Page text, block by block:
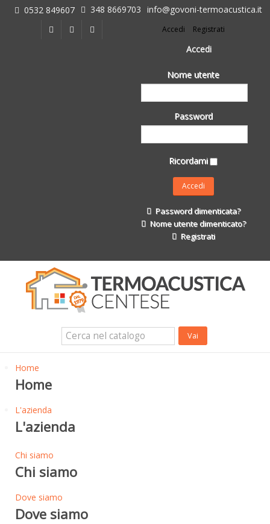
0532 849607 348 8669703 info@govoni-termoacustica.it
Accedi Registrati
Accedi
Nome utente
Password
Ricordami
Password dimenticata?
Nome utente dimenticato?
Registrati
L'azienda
Chi siamo
Fasi della Ricostruzione Post Terremoto
Impermeabilizzanti per l'edilizia
Isolanti Termici, cartongesso e sistemi a secco
Impermeabilizzanti per l'edilizia
Isolanti Termici, cartongesso e sistemi a secco
Isolanti Acustici
Porte e Finestre
Home
Home
L'azienda
L'azienda
Chi siamo
Chi siamo
Dove siamo
Dove siamo